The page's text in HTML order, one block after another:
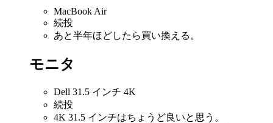
MacBook Air
続投
あと半年ほどしたら買い換える。
モニタ
Dell 31.5 インチ 4K
続投
4K 31.5 インチはちょうど良いと思う。